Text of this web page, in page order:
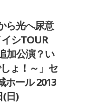
ら光へ尿意
シTOUR
加公演？い
ょ！～」セ
ホール 2013
(日)